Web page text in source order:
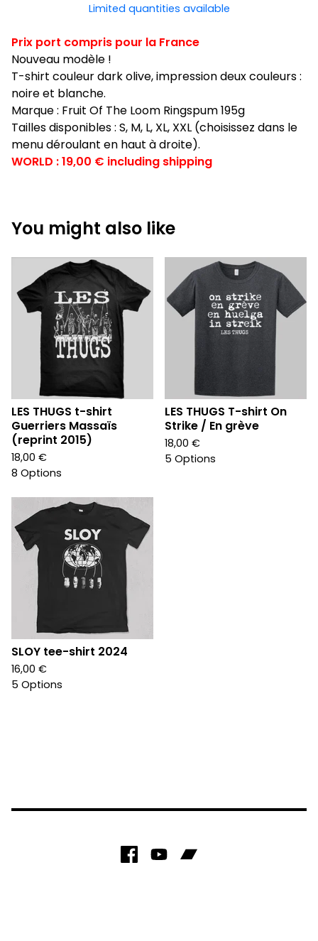
Limited quantities available
Prix port compris pour la France
Nouveau modèle !
T-shirt couleur dark olive, impression deux couleurs :
noire et blanche.
Marque : Fruit Of The Loom Ringspum 195g
Tailles disponibles : S, M, L, XL, XXL (choisissez dans le
menu déroulant en haut à droite).
WORLD : 19,00 € including shipping
You might also like
LES THUGS t-shirt
Guerriers Massaïs
(reprint 2015)
18,00 €
8 Options
LES THUGS T-shirt On
Strike / En grève
18,00 €
5 Options
SLOY tee-shirt 2024
16,00 €
5 Options